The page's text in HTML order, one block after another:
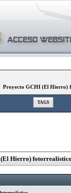
Proyecto GCHI (El Hierro)
TAGS
Hierro)